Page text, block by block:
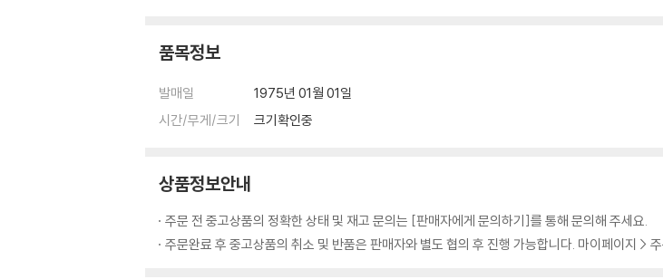
*함께 올린 자켓 / LP 사진 확인하시고 신중한 구매 부탁드립니다*
*감성 오디오 / 리오사운드*
품목정보
발매일
1975년 01월 01일
시간/무게/크기
크기확인중
상품정보안내
주문 전 중고상품의 정확한 상태 및 재고 문의는 [판매자에게 문의하기]를 통해 문의해 주세요.
주문완료 후 중고상품의 취소 및 반품은 판매자와 별도 협의 후 진행 가능합니다. 마이페이지 >